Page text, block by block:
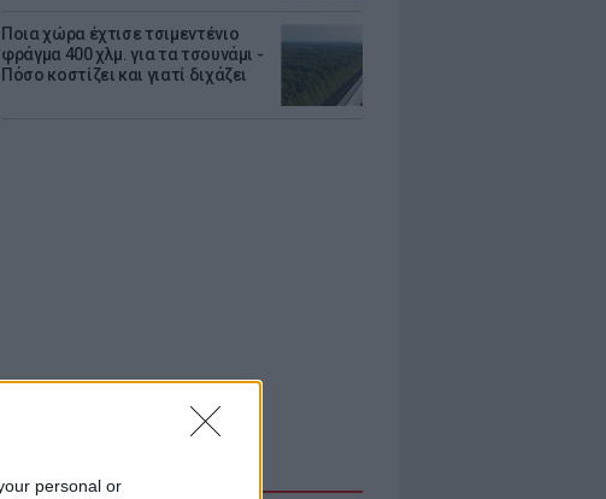
personal or
Ποια χώρα έχτισε τσιμεντένιο
φράγμα 400 χλμ. για τα τσουνάμι -
Πόσο κοστίζει και γιατί διχάζει